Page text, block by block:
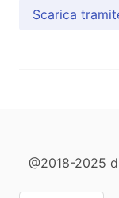
Scarica
@2018-2025